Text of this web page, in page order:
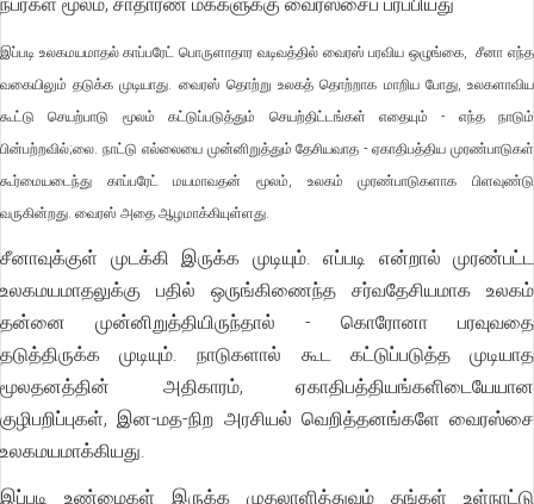
நபர்கள் மூலம், சாதாரண மக்களுக்கு வைரஸ்சைப் பரப்பியது
இப்படி உலகமயமாதல் காப்பரேட் பொருளாதார வடிவத்தில் வைரஸ் பரவிய ஒழுங்கை, சீனா எந்த
வகையிலும் தடுக்க முடியாது. வைரஸ் தொற்று உலகத் தொற்றாக மாறிய போது, உலகளாவிய
கூட்டு செயற்பாடு மூலம் கட்டுப்படுத்தும் செயற்திட்டங்கள் எதையும் - எந்த நாடும்
பின்பற்றவில்;லை. நாட்டு எல்லையை முன்னிறுத்தும் தேசியவாத - ஏகாதிபத்திய முரண்பாடுகள்
கூர்மையடைந்து காப்பரேட் மயமாவதன் மூலம், உலகம் முரண்பாடுகளாக பிளவுண்டு
வருகின்றது. வைரஸ் அதை ஆழமாக்கியுள்ளது.
சீனாவுக்குள் முடக்கி இருக்க முடியும். எப்படி என்றால் முரண்பட்ட
உலகமயமாதலுக்கு பதில் ஒருங்கிணைந்த சர்வதேசியமாக உலகம்
தன்னை முன்னிறுத்தியிருந்தால் - கொரோனா பரவுவதை
தடுத்திருக்க முடியும். நாடுகளால் கூட கட்டுப்படுத்த முடியாத
மூலதனத்தின் அதிகாரம், ஏகாதிபத்தியங்களிடையேயான
குழிபறிப்புகள், இன-மத-நிற அரசியல் வெறித்தனங்களே வைரஸ்சை
உலகமயமாக்கியது.
இப்படி உண்மைகள் இருக்க முதலாளித்துவம் தங்கள் உள்நாட்டு